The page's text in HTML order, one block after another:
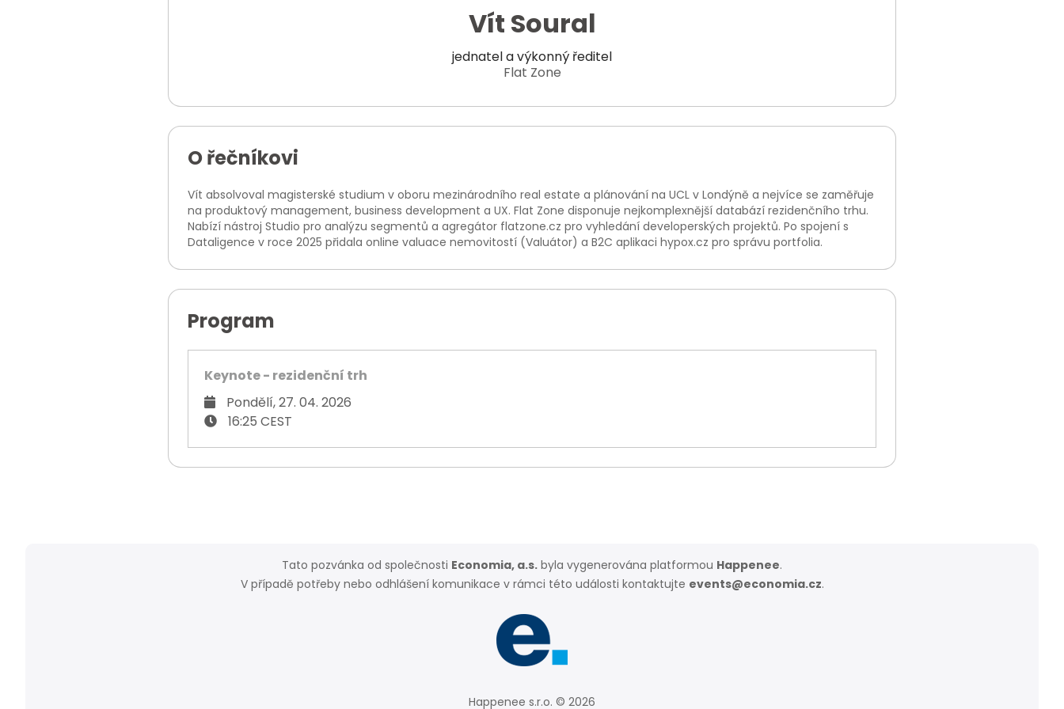
Vít Soural
jednatel a výkonný ředitel
Flat Zone
O řečníkovi
Vít absolvoval magisterské studium v oboru mezinárodního real estate a plánování na UCL v Londýně a nejvíce se zaměřuje
na produktový management, business development a UX. Flat Zone disponuje nejkomplexnější databází rezidenčního trhu.
Nabízí nástroj Studio pro analýzu segmentů a agregátor flatzone.cz pro vyhledání developerských projektů. Po spojení s
Dataligence v roce 2025 přidala online valuace nemovitostí (Valuátor) a B2C aplikaci hypox.cz pro správu portfolia.
Program
Keynote - rezidenční trh
Pondělí, 27. 04. 2026
16:25 CEST
Tato pozvánka od společnosti Economia, a.s. byla vygenerována platformou Happenee.
V případě potřeby nebo odhlášení komunikace v rámci této události kontaktujte events@economia.cz.
Happenee s.r.o. © 2026